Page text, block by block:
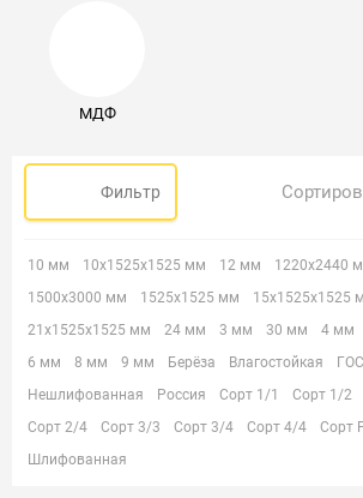
МДФ
Фильтр
10 мм 10х1525х1525 мм 12 мм 1220х2440
1500х3000 мм
1525х1525 мм 15х1525х1525
21х1525х1525 мм
24 мм 3 мм 30 мм 4 мм
6 мм
8 мм 9 мм Берёза Влагостойкая
Нешлифованная
Россия Сорт 1/1 Сорт 1/2
Сорт 2/4
Сорт 3/3 Сорт 3/4 Сорт 4/4 Сорт
Шлифованная